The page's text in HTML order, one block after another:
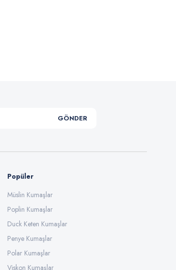
GÖNDER
Popüler
Müslin Kumaşlar
Poplin Kumaşlar
Duck Keten Kumaşlar
Penye Kumaşlar
Polar Kumaşlar
Viskon Kumaşlar